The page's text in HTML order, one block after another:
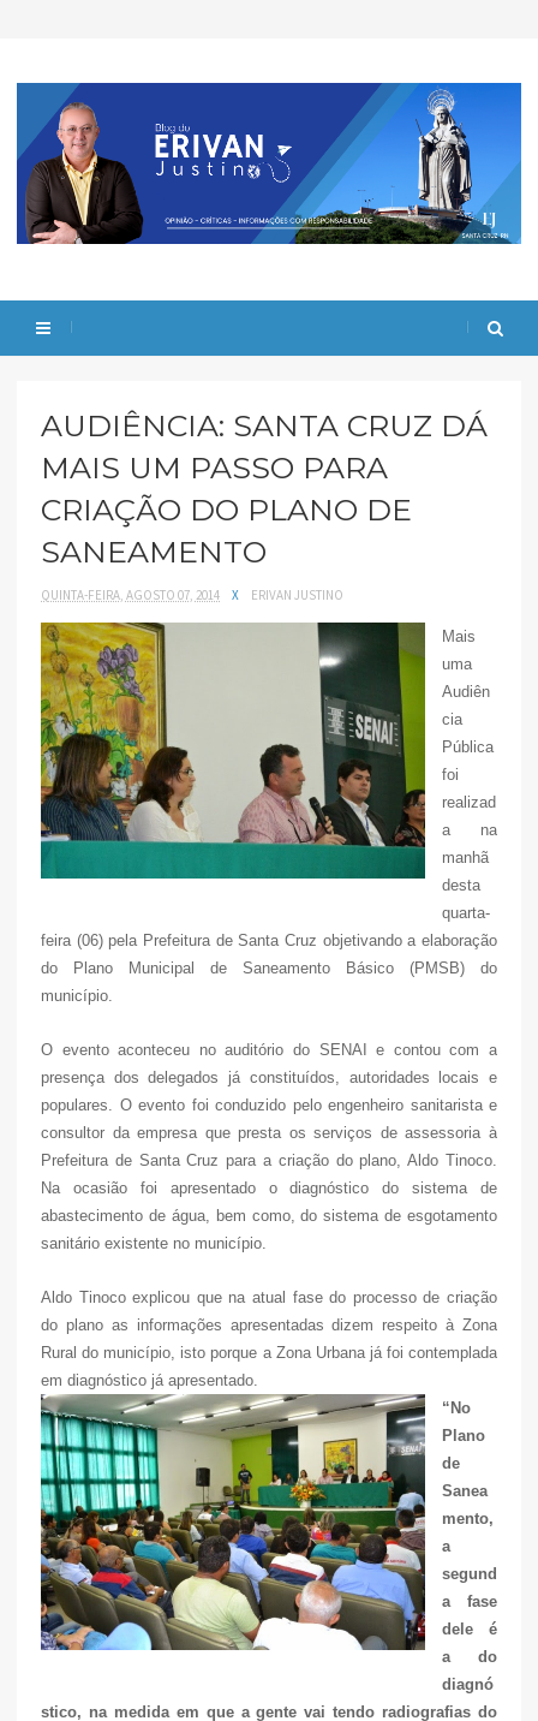
AUDIÊNCIA: SANTA CRUZ DÁ
MAIS UM PASSO PARA
CRIAÇÃO DO PLANO DE
SANEAMENTO
QUINTA-FEIRA, AGOSTO 07, 2014 X ERIVAN JUSTINO
Mais
uma
Audiên
cia
Pública
foi
realizad
a na
manhã
desta
quarta-
feira (06) pela Prefeitura de Santa Cruz objetivando a elaboração
do Plano Municipal de Saneamento Básico (PMSB) do
município.
O evento aconteceu no auditório do SENAI e contou com a
presença dos delegados já constituídos, autoridades locais e
populares. O evento foi conduzido pelo engenheiro sanitarista e
consultor da empresa que presta os serviços de assessoria à
Prefeitura de Santa Cruz para a criação do plano, Aldo Tinoco.
Na ocasião foi apresentado o diagnóstico do sistema de
abastecimento de água, bem como, do sistema de esgotamento
sanitário existente no município.
Aldo Tinoco explicou que na atual fase do processo de criação
do plano as informações apresentadas dizem respeito à Zona
Rural do município, isto porque a Zona Urbana já foi contemplada
em diagnóstico já apresentado.
“No
Plano
de
Sanea
mento,
a
segund
a fase
dele é
a do
diagnó
stico, na medida em que a gente vai tendo radiografias do